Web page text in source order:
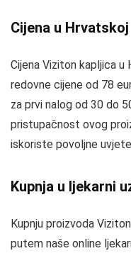
Cijena u Hrvatskoj
Cijena Viziton kapljica u
redovne cijene od 78
za prvi nalog od 30 do
pristupačnost ovog
iskoriste povoljne
Kupnja u ljekarni
Kupnju proizvoda
putem naše online